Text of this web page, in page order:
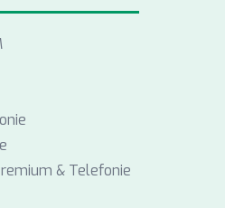
& Telefonie